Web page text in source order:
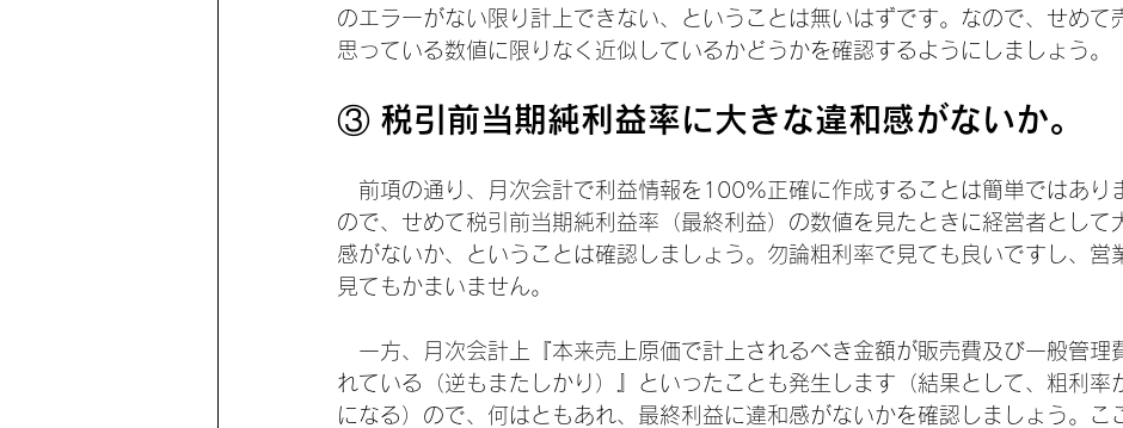
のエラーがない限り計上できない、ということは無いはずです。なので、せめて
思っている数値に限りなく近似しているかどうかを確認するようにしましょう。
③ 税引前当期純利益率に大きな違和感がないか。
前項の通り、月次会計で利益情報を100%正確に作成することは簡単ではあり
ので、せめて税引前当期純利益率（最終利益）の数値を見たときに経営者として
感がないか、ということは確認しましょう。勿論粗利率で見ても良いですし、営
見てもかまいません。
一方、月次会計上『本来売上原価で計上されるべき金額が販売費及び一般管理
れている（逆もまたしかり）』といったことも発生します（結果として、粗利率
になる）ので、何はともあれ、最終利益に違和感がないかを確認しましょう。こ